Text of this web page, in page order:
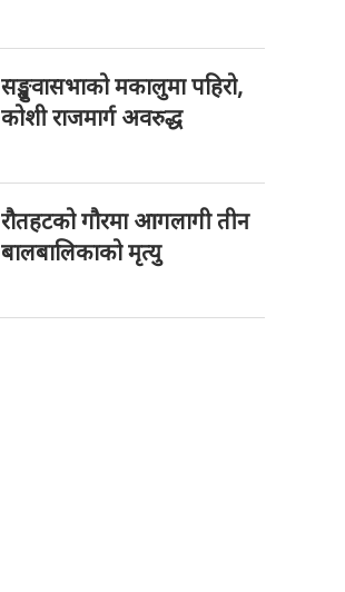
सङ्खुवासभाको मकालुमा पहिरो,
कोशी राजमार्ग अवरुद्ध
रौतहटको गौरमा आगलागी तीन
बालबालिकाको मृत्यु